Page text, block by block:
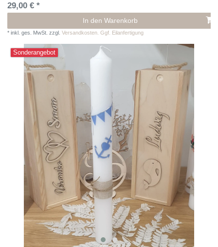
29,00 € *
In den Warenkorb
* inkl. ges. MwSt. zzgl. Versandkosten. Ggf. Eilanfertigung
Sonderangebot